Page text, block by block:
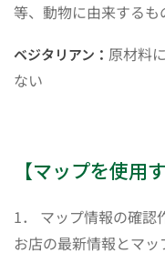
等、動物に由来するも
ベジタリアン： 原材料
ない
【マップを使用
1． マップ情報の確認
お店の最新情報とマ